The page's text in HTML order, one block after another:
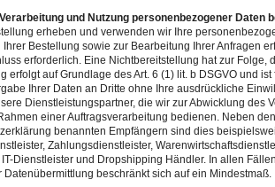
und Nutzung personenbezogener Daten
erheben und verwenden wir Ihre
Bestellung sowie zur Bearbeitung Ihrer Anfragen
erforderlich. Eine Nichtbereitstellung hat zur Folge,
erfolgt auf Grundlage des Art. 6 (1) lit. b DSGVO und
Ihrer Daten an Dritte ohne Ihre ausdrückliche
Dienstleistungspartner, die wir zur Abwicklung des
einer Auftragsverarbeitung bedienen. Neben
benannten Empfängern sind dies
Zahlungsdienstleister,
IT-Dienstleister und Dropshipping Händler. In allen
Datenübermittlung beschränkt sich auf ein Mindestmaß.